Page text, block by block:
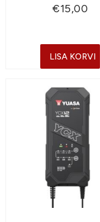
€15,00
LISA KORVI